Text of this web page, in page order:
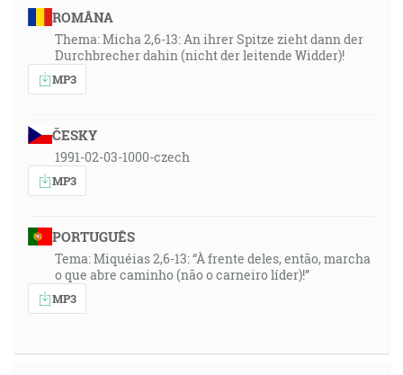
ROMÂNA
Thema: Micha 2,6-13: An ihrer Spitze zieht dann der
Durchbrecher dahin (nicht der leitende Widder)!
MP3
ČESKY
1991-02-03-1000-czech
MP3
PORTUGUÊS
Tema: Miquéias 2,6-13: “À frente deles, então, marcha
o que abre caminho (não o carneiro líder)!”
MP3